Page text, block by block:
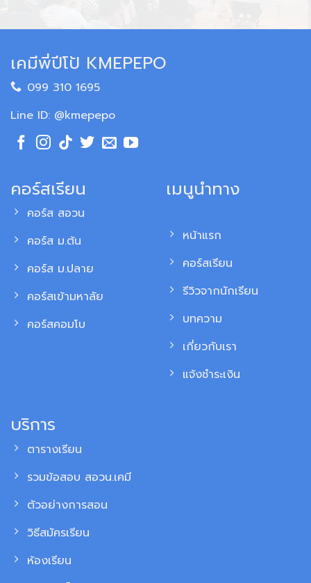
เคมีพี่ปีโป้ KMEPEPO
099 310 1695
Line ID: @kmepepo
คอร์สเรียน
คอร์ส สอวน
คอร์ส ม.ต้น
คอร์ส ม.ปลาย
คอร์สเข้ามหาลัย
คอร์สคอมโบ
เมนูนำทาง
หน้าแรก
คอร์สเรียน
รีวิวจากนักเรียน
บทความ
เกี่ยวกับเรา
แจ้งชำระเงิน
บริการ
ตารางเรียน
รวมข้อสอบ สอวน.เคมี
ตัวอย่างการสอน
วิธีสมัครเรียน
ห้องเรียน